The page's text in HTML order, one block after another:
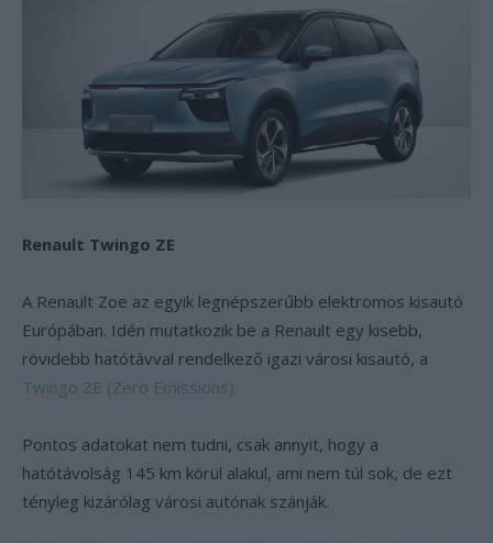
Renault Twingo ZE
A Renault Zoe az egyik legnépszerűbb elektromos kisautó
Európában. Idén mutatkozik be a Renault egy kisebb,
rövidebb hatótávval rendelkező igazi városi kisautó, a
Twingo ZE (Zero Emissions).
Pontos adatokat nem tudni, csak annyit, hogy a
hatótávolság 145 km körül alakul, ami nem túl sok, de ezt
tényleg kizárólag városi autónak szánják.